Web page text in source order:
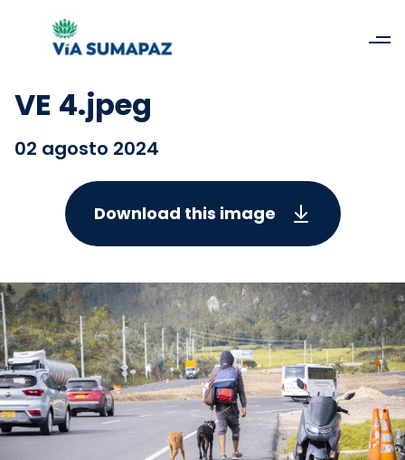
VE 4.jpeg
02 agosto 2024
Download this image